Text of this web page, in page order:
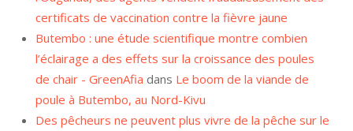
certificats de vaccination contre la fièvre jaune
Butembo : une étude scientifique montre combien
l’éclairage a des effets sur la croissance des poules
de chair - GreenAfia dans Le boom de la viande de
poule à Butembo, au Nord-Kivu
Des pêcheurs ne peuvent plus vivre de la pêche sur le